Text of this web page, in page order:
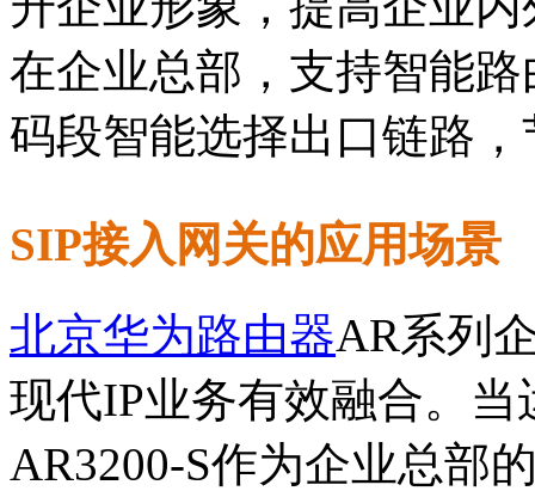
在企业总部，支持智能
码段智能选择出口链路
SIP接入网关的应用场景
北京华为路由器AR系列
现代IP业务有效融合。
AR3200-S作为企业总部